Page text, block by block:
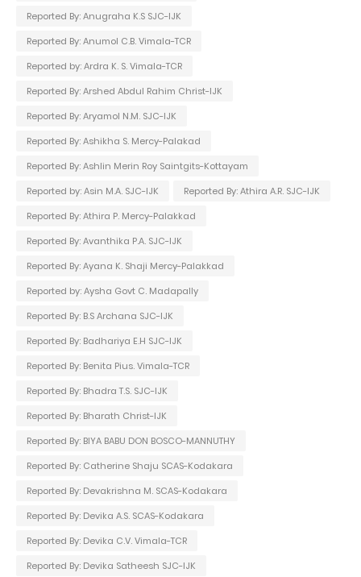
Reported By: Anugraha K.S SJC-IJK
Reported By: Anumol C.B. Vimala-TCR
Reported by: Ardra K. S. Vimala-TCR
Reported By: Arshed Abdul Rahim Christ-IJK
Reported By: Aryamol N.M. SJC-IJK
Reported By: Ashikha S. Mercy-Palakad
Reported By: Ashlin Merin Roy Saintgits-Kottayam
Reported by: Asin M.A. SJC-IJK
Reported By: Athira A.R. SJC-IJK
Reported By: Athira P. Mercy-Palakkad
Reported By: Avanthika P.A. SJC-IJK
Reported By: Ayana K. Shaji Mercy-Palakkad
Reported by: Aysha Govt C. Madapally
Reported By: B.S Archana SJC-IJK
Reported By: Badhariya E.H SJC-IJK
Reported By: Benita Pius. Vimala-TCR
Reported By: Bhadra T.S. SJC-IJK
Reported By: Bharath Christ-IJK
Reported By: BIYA BABU DON BOSCO-MANNUTHY
Reported By: Catherine Shaju SCAS-Kodakara
Reported By: Devakrishna M. SCAS-Kodakara
Reported By: Devika A.S. SCAS-Kodakara
Reported By: Devika C.V. Vimala-TCR
Reported By: Devika Satheesh SJC-IJK